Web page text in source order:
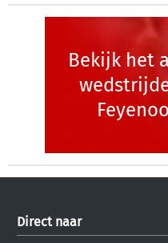
Bekijk het
Direct naar